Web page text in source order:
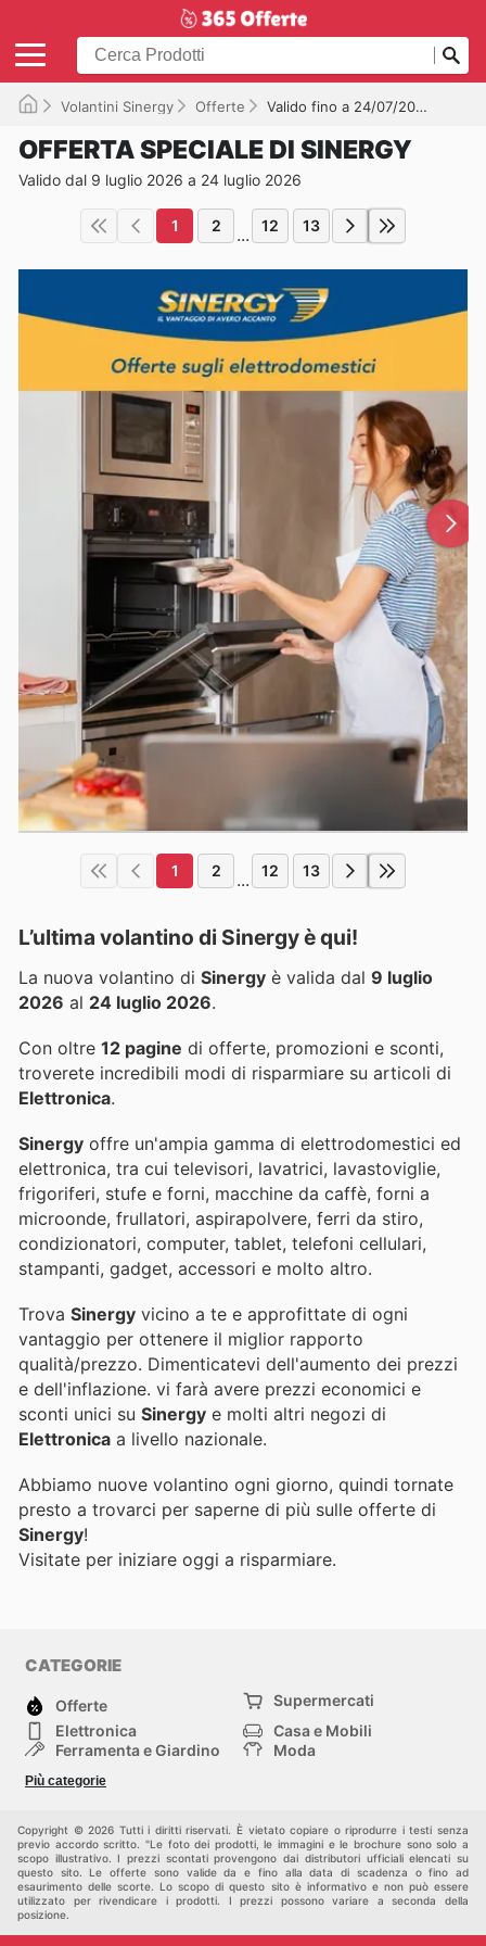
Volantini Sinergy Offerte Valido fino a 24/07/2026
OFFERTA SPECIALE DI SINERGY
Valido dal 9 luglio 2026 a 24 luglio 2026
1 2 ... 12 13
1 2 ... 12 13
L’ultima volantino di Sinergy è qui!
La nuova volantino di Sinergy è valida dal 9 luglio
2026 al 24 luglio 2026.
Con oltre 12 pagine di offerte, promozioni e sconti,
troverete incredibili modi di risparmiare su articoli di
Elettronica.
Sinergy offre un'ampia gamma di elettrodomestici ed
elettronica, tra cui televisori, lavatrici, lavastoviglie,
frigoriferi, stufe e forni, macchine da caffè, forni a
microonde, frullatori, aspirapolvere, ferri da stiro,
condizionatori, computer, tablet, telefoni cellulari,
stampanti, gadget, accessori e molto altro.
Trova Sinergy vicino a te e approfittate di ogni
vantaggio per ottenere il miglior rapporto
qualità/prezzo. Dimenticatevi dell'aumento dei prezzi
e dell'inflazione. vi farà avere prezzi economici e
sconti unici su Sinergy e molti altri negozi di
Elettronica a livello nazionale.
Abbiamo nuove volantino ogni giorno, quindi tornate
presto a trovarci per saperne di più sulle offerte di
Sinergy!
Visitate per iniziare oggi a risparmiare.
CATEGORIE
Offerte
Supermercati
Elettronica
Casa e Mobili
Ferramenta e Giardino
Moda
Bambini e Neonati
Più categorie
Copyright © 2026 Tutti i diritti riservati. È vietato copiare o riprodurre i testi senza
previo accordo scritto. "Le foto dei prodotti, le immagini e le brochure sono solo a
scopo illustrativo. I prezzi scontati provengono dai distributori ufficiali elencati su
questo sito. Le offerte sono valide da e fino alla data di scadenza o fino ad
esaurimento delle scorte. Lo scopo di questo sito è informativo e non può essere
utilizzato per rivendicare i prodotti. I prezzi possono variare a seconda della
posizione.